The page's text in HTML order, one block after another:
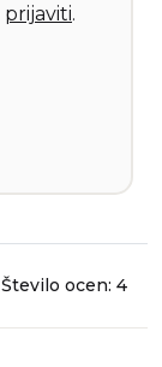
prijaviti.
Število ocen: 4